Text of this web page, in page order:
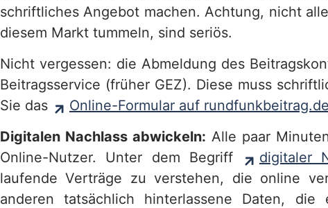
schriftliches Angebot machen. Achtung, nicht
diesem Markt tummeln, sind seriös.
Nicht vergessen: die Abmeldung des
Beitragsservice (früher GEZ). Diese muss
Sie das
Online-Formular auf rundfunkbeitrag.de
Digitalen Nachlass abwickeln: Alle paar
Online-Nutzer. Unter dem Begriff
digitaler
laufende Verträge zu verstehen, die online
anderen tatsächlich hinterlassene Daten, die